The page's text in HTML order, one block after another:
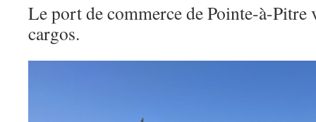
Le port de commerce de Pointe-à-Pitre
cargos.